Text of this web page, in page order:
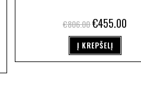
€806.00€455.00
Į KREPŠELĮ